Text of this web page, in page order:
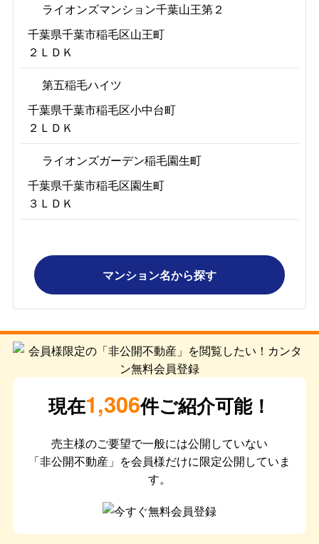
ライオンズマンション千葉山王第２
千葉県千葉市稲毛区山王町
２ＬＤＫ
第五稲毛ハイツ
千葉県千葉市稲毛区小中台町
２ＬＤＫ
ライオンズガーデン稲毛園生町
千葉県千葉市稲毛区園生町
３ＬＤＫ
マンション名から探す
現在1,306件ご紹介可能！
売主様のご要望で一般には公開していない
「非公開不動産」を会員様だけに限定公開していま
す。